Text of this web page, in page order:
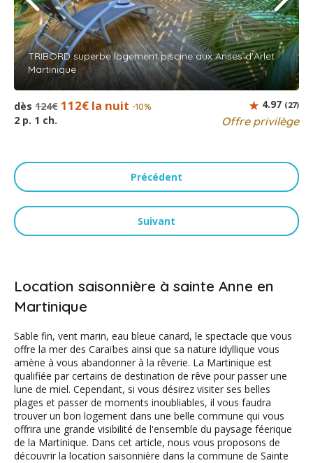
TRIBORD superbe logement piscine aux Anses d'Arlet
Martinique
dès 124€ 112€ la nuit -10%
2 p. 1 ch. Offre privilège
4.97 (27)
Précédent
Suivant
Location saisonnière à sainte Anne en
Martinique
Sable fin, vent marin, eau bleue canard, le spectacle que vous
offre la mer des Caraïbes ainsi que sa nature idyllique vous
amène à vous abandonner à la rêverie. La Martinique est
qualifiée par certains de destination de rêve pour passer une
lune de miel. Cependant, si vous désirez visiter ses belles
plages et passer de moments inoubliables, il vous faudra
trouver un bon logement dans une belle commune qui vous
offrira une grande visibilité de l'ensemble du paysage féerique
de la Martinique. Dans cet article, nous vous proposons de
découvrir la location saisonnière dans la commune de Sainte